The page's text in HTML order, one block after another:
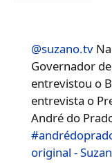
@suzano.tv
Governador
entrevistou o
entrevista o
André do
original -